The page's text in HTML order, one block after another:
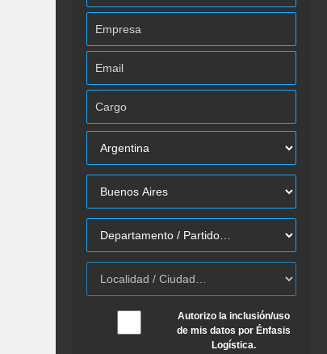
Autorizo la inclusión/uso
de mis datos por Énfasis
Logística.